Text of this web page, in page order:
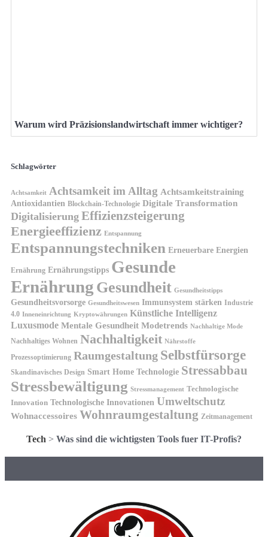
Warum wird Präzisionslandwirtschaft immer wichtiger?
Schlagwörter
Achtsamkeit Achtsamkeit im Alltag Achtsamkeitstraining
Antioxidantien Blockchain-Technologie Digitale Transformation
Digitalisierung Effizienzsteigerung
Energieeffizienz Entspannung
Entspannungstechniken Erneuerbare Energien
Ernährung Ernährungstipps Gesunde
Ernährung Gesundheit Gesundheitstipps
Gesundheitsvorsorge Gesundheitswesen Immunsystem stärken Industrie
4.0 Inneneinrichtung Kryptowährungen Künstliche Intelligenz
Luxusmode Mentale Gesundheit Modetrends Nachhaltige Mode
Nachhaltiges Wohnen Nachhaltigkeit Nährstoffe
Prozessoptimierung Raumgestaltung Selbstfürsorge
Skandinavisches Design Smart Home Technologie Stressabbau
Stressbewältigung Stressmanagement Technologische
Innovation Technologische Innovationen Umweltschutz
Wohnaccessoires Wohnraumgestaltung Zeitmanagement
Tech > Was sind die wichtigsten Tools fuer IT-Profis?